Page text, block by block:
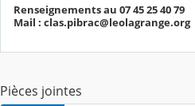
Renseignements au 07 45 25 40 79
Mail : clas.pibrac@leolagrange.org
Pièces jointes